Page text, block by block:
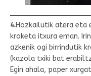
4.Hozkailutik atera eta
kroketa itxura eman.
azkenik ogi birrindutik
(kazola txiki bat
Egin ahala, paper